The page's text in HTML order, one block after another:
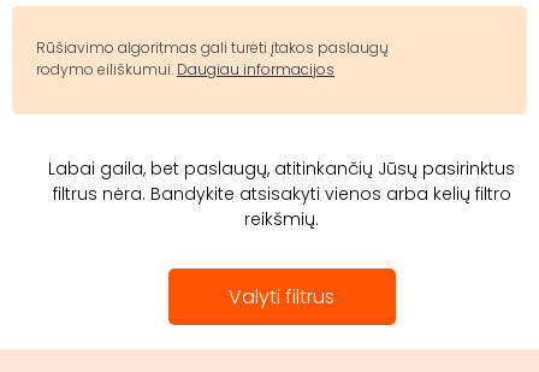
Rūšiavimo algoritmas gali turėti įtakos paslaugų
rodymo eiliškumui. Daugiau informacijos
Labai gaila, bet paslaugų, atitinkančių Jūsų pasirinktus
filtrus nėra. Bandykite atsisakyti vienos arba kelių filtro
reikšmių.
Valyti filtrus